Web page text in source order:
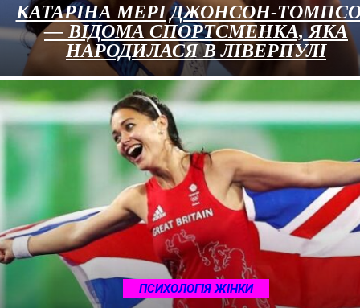
КАТАРІНА МЕРІ ДЖОНСОН-
— ВІДОМА СПОРТСМЕНКА, ЯКА
НАРОДИЛАСЯ В ЛІВЕРПУЛІ
ПСИХОЛОГІЯ ЖІНКИ